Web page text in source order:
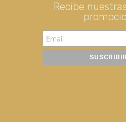
Recibe